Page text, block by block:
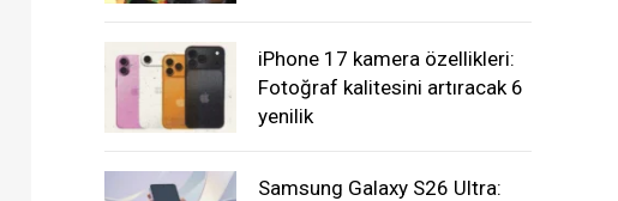
iPhone 17 kamera özellikleri:
Fotoğraf kalitesini artıracak 6
yenilik
Samsung Galaxy S26 Ultra: